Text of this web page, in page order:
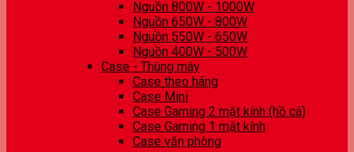
Nguồn 800W - 1000W
Nguồn 650W - 800W
Nguồn 550W - 650W
Nguồn 400W - 500W
Case - Thùng máy
Case theo hãng
Case Mini
Case Gaming 2 mặt kính (hồ cá)
Case Gaming 1 mặt kính
Case văn phòng